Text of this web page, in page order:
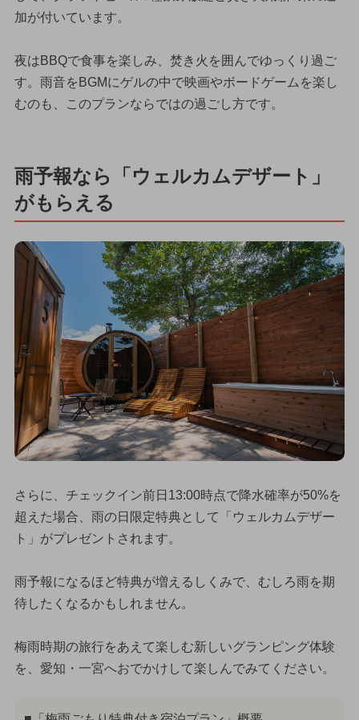
加が付いています。
夜はBBQで食事を楽しみ、焚き火を囲んでゆっくり過ご
す。雨音をBGMにゲルの中で映画やボードゲームを楽し
むのも、このプランならではの過ごし方です。
雨予報なら「ウェルカムデザート」
がもらえる
さらに、チェックイン前日13:00時点で降水確率が50%を
超えた場合、雨の日限定特典として「ウェルカムデザー
ト」がプレゼントされます。
雨予報になるほど特典が増えるしくみで、むしろ雨を期
待したくなるかもしれません。
梅雨時期の旅行をあえて楽しむ新しいグランピング体験
を、愛知・一宮へおでかけして楽しんでみてください。